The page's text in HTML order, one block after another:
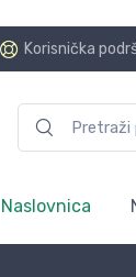
Korisnička
Naslovnica